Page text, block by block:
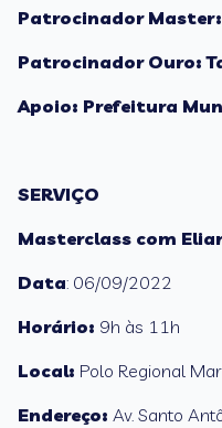
Patrocinador Master:
Patrocinador Ouro:
Apoio: Prefeitura
SERVIÇO
Masterclass com
Data: 06/09/2022
Horário: 9h às 11h
Local: Polo Regional
Endereço: Av. Santo